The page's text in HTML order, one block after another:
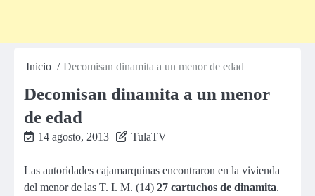
Inicio Decomisan dinamita a un menor de edad
Decomisan dinamita a un menor
de edad
14 agosto, 2013 TulaTV
Las autoridades cajamarquinas encontraron en la vivienda
del menor de las T. I. M. (14) 27 cartuchos de dinamita.